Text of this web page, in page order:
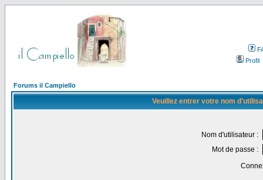
Profil
Forums il Campiello
Veuillez entrer votre nom
Nom d'utilisateur :
Mot de passe :